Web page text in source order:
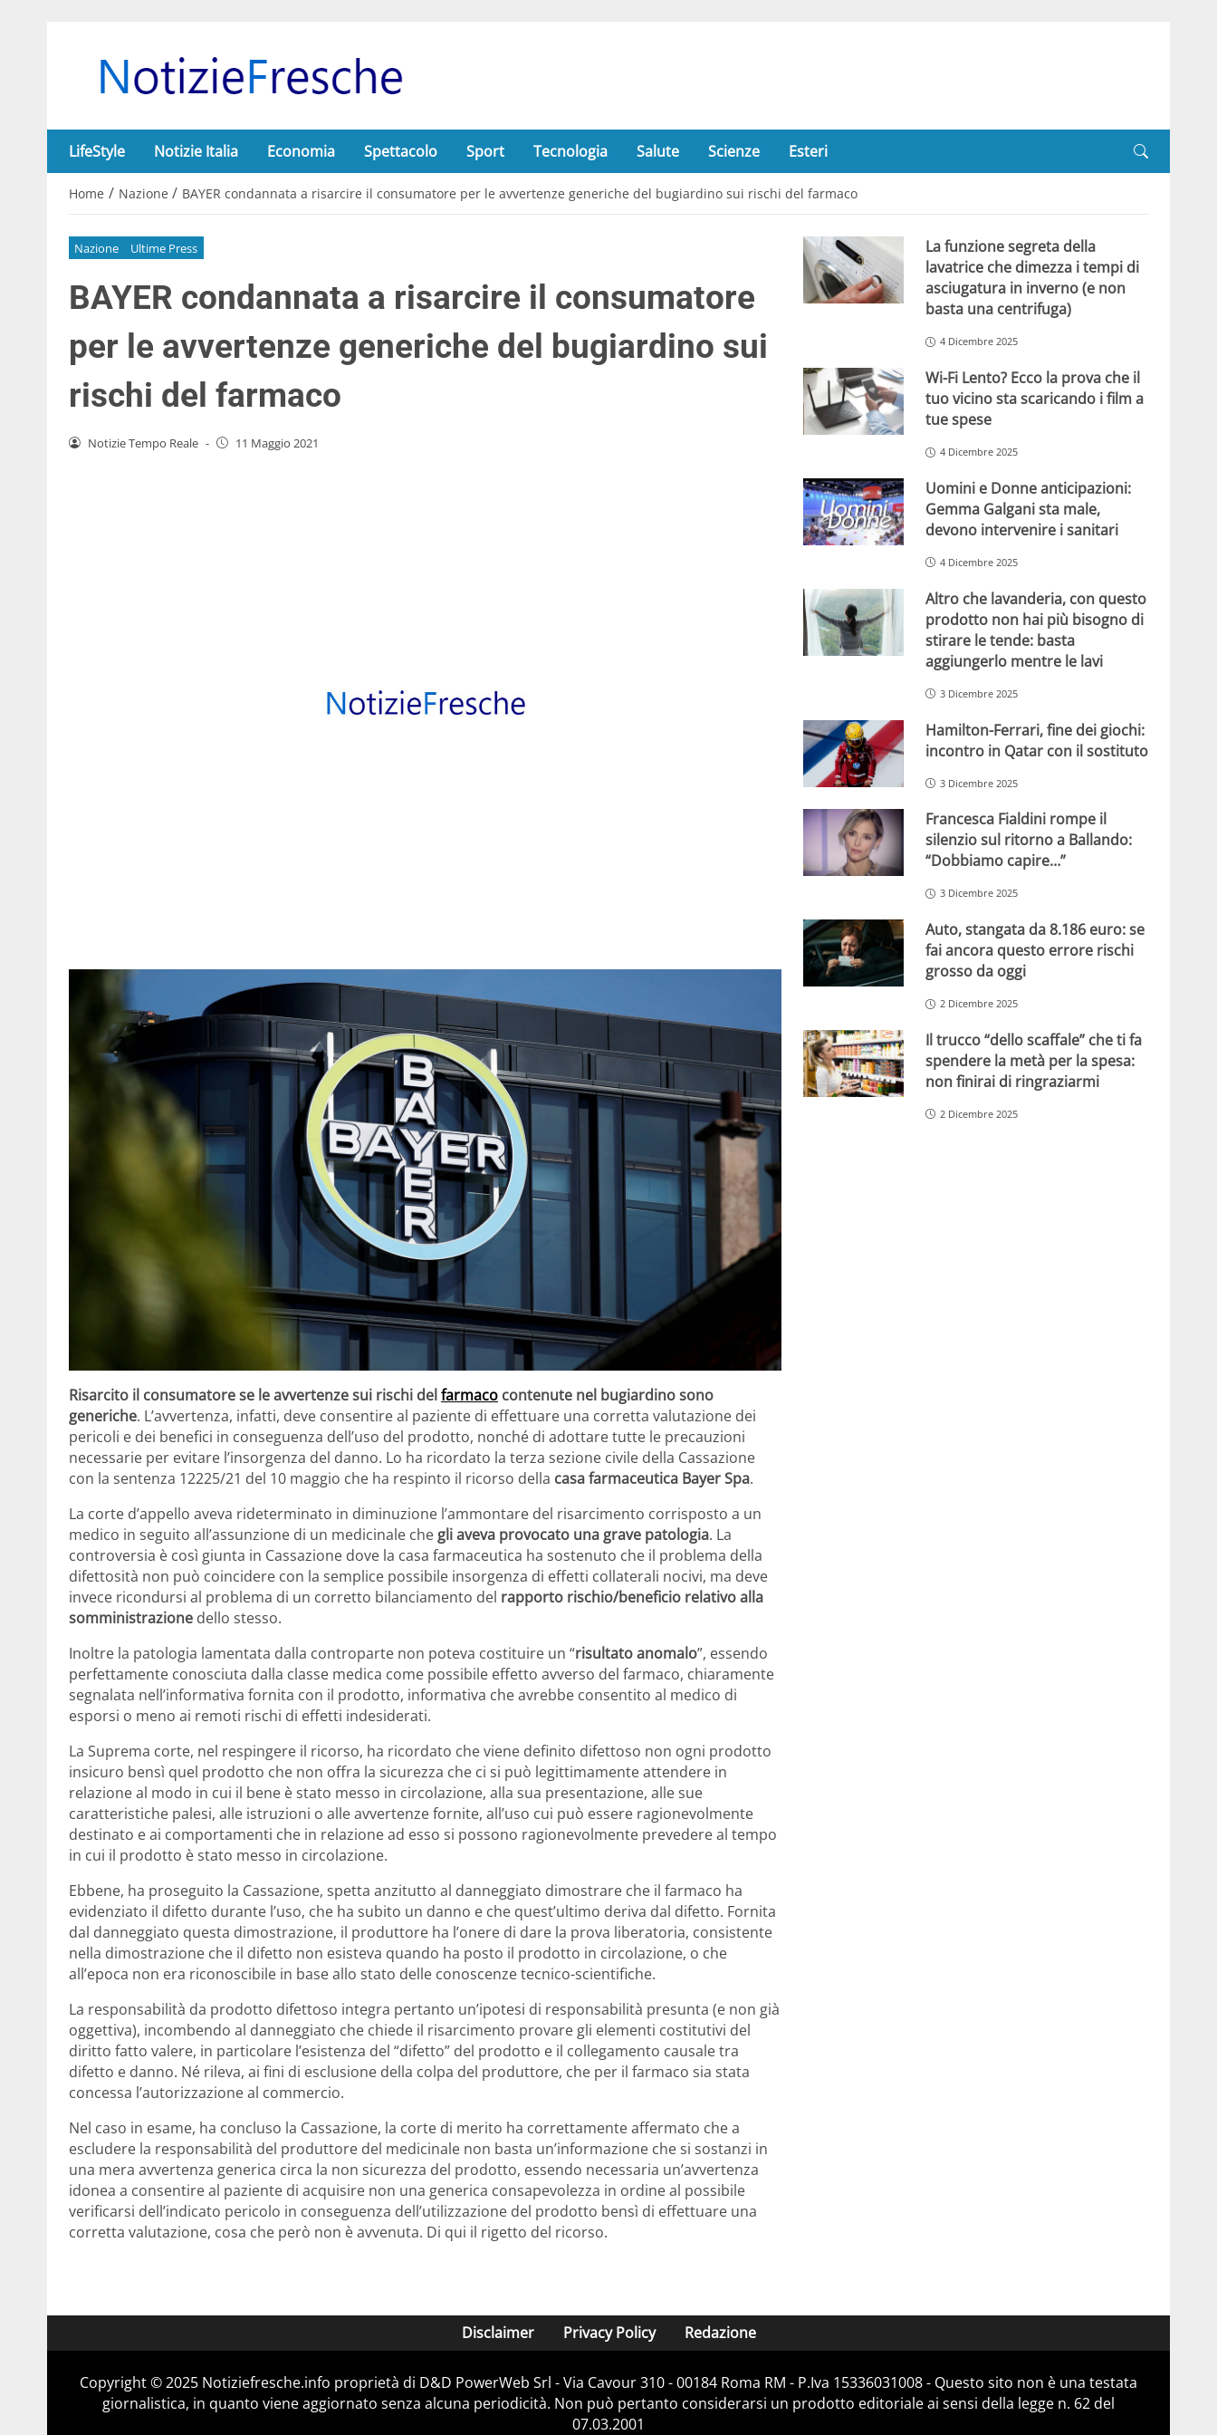
LifeStyle Notizie Italia Economia Spettacolo Sport Tecnologia Salute Scienze Esteri
Home / Nazione / BAYER condannata a risarcire il consumatore per le avvertenze generiche del bugiardino sui rischi del farmaco
Nazione Ultime Press
BAYER condannata a risarcire il consumatore
per le avvertenze generiche del bugiardino sui
rischi del farmaco
Notizie Tempo Reale - 11 Maggio 2021
Risarcito il consumatore se le avvertenze sui rischi delfarmaco contenute nel bugiardino sono
generiche. L’avvertenza, infatti, deve consentire al paziente di effettuare una corretta valutazione dei
pericoli e dei benefici in conseguenza dell’uso del prodotto, nonché di adottare tutte le precauzioni
necessarie per evitare l’insorgenza del danno. Lo ha ricordato la terza sezione civile della Cassazione
con la sentenza 12225/21 del 10 maggio che ha respinto il ricorso della casa farmaceutica Bayer Spa.
La corte d’appello aveva rideterminato in diminuzione l’ammontare del risarcimento corrisposto a un
medico in seguito all’assunzione di un medicinale che gli aveva provocato una grave patologia. La
controversia è così giunta in Cassazione dove la casa farmaceutica ha sostenuto che il problema della
difettosità non può coincidere con la semplice possibile insorgenza di effetti collaterali nocivi, ma deve
invece ricondursi al problema di un corretto bilanciamento del rapporto rischio/beneficio relativo alla
somministrazione dello stesso.
Inoltre la patologia lamentata dalla controparte non poteva costituire un “risultato anomalo”, essendo
perfettamente conosciuta dalla classe medica come possibile effetto avverso del farmaco, chiaramente
segnalata nell’informativa fornita con il prodotto, informativa che avrebbe consentito al medico di
esporsi o meno ai remoti rischi di effetti indesiderati.
La Suprema corte, nel respingere il ricorso, ha ricordato che viene definito difettoso non ogni prodotto
insicuro bensì quel prodotto che non offra la sicurezza che ci si può legittimamente attendere in
relazione al modo in cui il bene è stato messo in circolazione, alla sua presentazione, alle sue
caratteristiche palesi, alle istruzioni o alle avvertenze fornite, all’uso cui può essere ragionevolmente
destinato e ai comportamenti che in relazione ad esso si possono ragionevolmente prevedere al tempo
in cui il prodotto è stato messo in circolazione.
Ebbene, ha proseguito la Cassazione, spetta anzitutto al danneggiato dimostrare che il farmaco ha
evidenziato il difetto durante l’uso, che ha subito un danno e che quest’ultimo deriva dal difetto. Fornita
dal danneggiato questa dimostrazione, il produttore ha l’onere di dare la prova liberatoria, consistente
nella dimostrazione che il difetto non esisteva quando ha posto il prodotto in circolazione, o che
all’epoca non era riconoscibile in base allo stato delle conoscenze tecnico-scientifiche.
La responsabilità da prodotto difettoso integra pertanto un’ipotesi di responsabilità presunta (e non già
oggettiva), incombendo al danneggiato che chiede il risarcimento provare gli elementi costitutivi del
diritto fatto valere, in particolare l’esistenza del “difetto” del prodotto e il collegamento causale tra
difetto e danno. Né rileva, ai fini di esclusione della colpa del produttore, che per il farmaco sia stata
concessa l’autorizzazione al commercio.
Nel caso in esame, ha concluso la Cassazione, la corte di merito ha correttamente affermato che a
escludere la responsabilità del produttore del medicinale non basta un’informazione che si sostanzi in
una mera avvertenza generica circa la non sicurezza del prodotto, essendo necessaria un’avvertenza
idonea a consentire al paziente di acquisire non una generica consapevolezza in ordine al possibile
verificarsi dell’indicato pericolo in conseguenza dell’utilizzazione del prodotto bensì di effettuare una
corretta valutazione, cosa che però non è avvenuta. Di qui il rigetto del ricorso.
La funzione segreta della
lavatrice che dimezza i tempi di
asciugatura in inverno (e non
basta una centrifuga)
4 Dicembre 2025
Wi-Fi Lento? Ecco la prova che il
tuo vicino sta scaricando i film a
tue spese
4 Dicembre 2025
Uomini e Donne anticipazioni:
Gemma Galgani sta male,
devono intervenire i sanitari
4 Dicembre 2025
Altro che lavanderia, con questo
prodotto non hai più bisogno di
stirare le tende: basta
aggiungerlo mentre le lavi
3 Dicembre 2025
Hamilton-Ferrari, fine dei giochi:
incontro in Qatar con il sostituto
3 Dicembre 2025
Francesca Fialdini rompe il
silenzio sul ritorno a Ballando:
“Dobbiamo capire…”
3 Dicembre 2025
Auto, stangata da 8.186 euro: se
fai ancora questo errore rischi
grosso da oggi
2 Dicembre 2025
Il trucco “dello scaffale” che ti fa
spendere la metà per la spesa:
non finirai di ringraziarmi
2 Dicembre 2025
Disclaimer Privacy Policy Redazione
Copyright © 2025 Notiziefresche.info proprietà di D&D PowerWeb Srl - Via Cavour 310 - 00184 Roma RM - P.Iva 15336031008 - Questo sito non è una testata
giornalistica, in quanto viene aggiornato senza alcuna periodicità. Non può pertanto considerarsi un prodotto editoriale ai sensi della legge n. 62 del
07.03.2001